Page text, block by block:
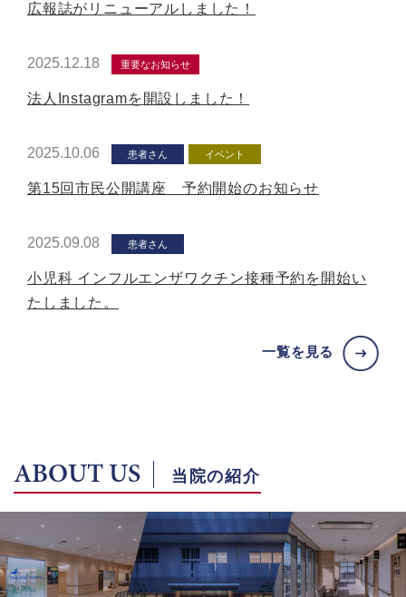
広報誌がリニューアルしました！
2025.12.18 重要なお知らせ
法人Instagramを開設しました！
2025.10.06 患者さん イベント
第15回市民公開講座 予約開始のお知らせ
2025.09.08 患者さん
小児科 インフルエンザワクチン接種予約を開始い
たしました。
一覧を見る
ABOUT US 当院の紹介